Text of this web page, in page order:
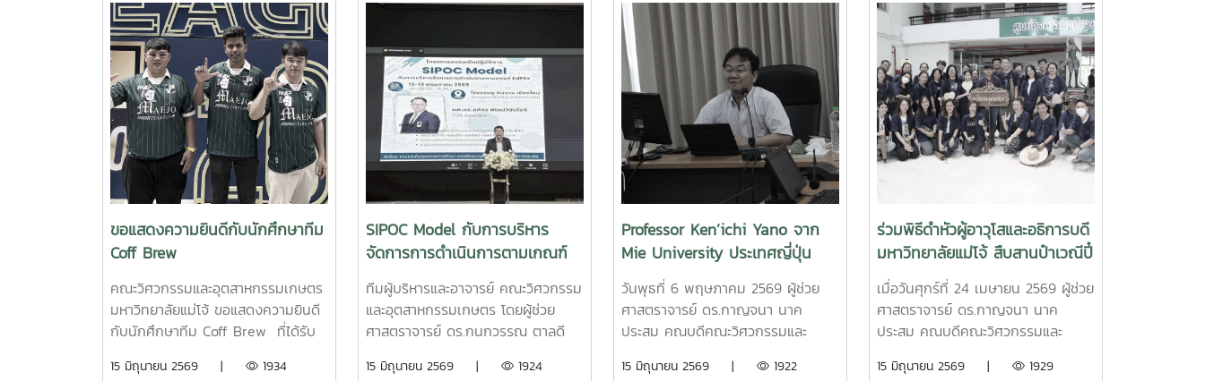
ขอแสดงความยินดีกับนักศึกษาทีม
Coff Brew
คณะวิศวกรรมและอุตสาหกรรมเกษตร
มหาวิทยาลัยแม่โจ้ ขอแสดงความยินดี
กับนักศึกษาทีม Coff Brew ที่ได้รับ
ต้นแบบ (Prototype) จำนวน 25,000
15 มิถุนายน 2569 | 1934
SIPOC Model กับการบริหาร
จัดการการดำเนินการตามเกณฑ์
EdPEx
ทีมผู้บริหารและอาจารย์ คณะวิศวกรรม
และอุตสาหกรรมเกษตร โดยผู้ช่วย
ศาสตราจารย์ ดร.กนกวรรณ ตาลดี
ศาสตราจารย์ ดร.หยาดฝน ทนงกา
15 มิถุนายน 2569 | 1924
Professor Ken’ichi Yano จาก
Mie University ประเทศญี่ปุ่น
เพื่อหารือความร่วมมือทางวิชาการ
และการแลกเปลี่ยนนักศึกษา
วันพุธที่ 6 พฤษภาคม 2569 ผู้ช่วย
ศาสตราจารย์ ดร.กาญจนา นาค
ประสม คณบดีคณะวิศวกรรมและ
พร้อมด้วยคณะผู้บริหาร คณาจารย์
15 มิถุนายน 2569 | 1922
ร่วมพิธีดำหัวผู้อาวุโสและอธิการบดี
มหาวิทยาลัยแม่โจ้ สืบสานป๋าเวณีปี๋
ใหม่เมือง ประจำปี 2569
เมื่อวันศุกร์ที่ 24 เมษายน 2569 ผู้ช่วย
ศาสตราจารย์ ดร.กาญจนา นาค
ประสม คณบดีคณะวิศวกรรมและ
บริหาร คณาจารย์ และบุคลากรของ
15 มิถุนายน 2569 | 1929